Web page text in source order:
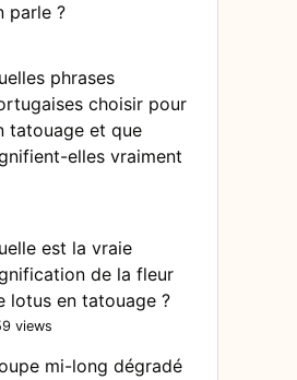
parle ?
phrases
choisir pour
tatouage et que
elles vraiment
est la vraie
de la fleur
lotus en tatouage ?
views
mi-long dégradé